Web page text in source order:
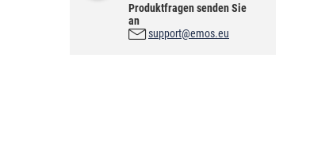
Produktfragen senden Sie
an
support@emos.eu